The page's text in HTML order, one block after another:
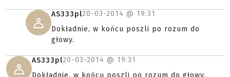
AS333pl20-03-2014 @ 19:31
Dokładnie, w końcu poszli po rozum do
głowy.
AS333pl20-03-2014 @ 19:31
Dokładnie, w końcu poszli po rozum do głowy.